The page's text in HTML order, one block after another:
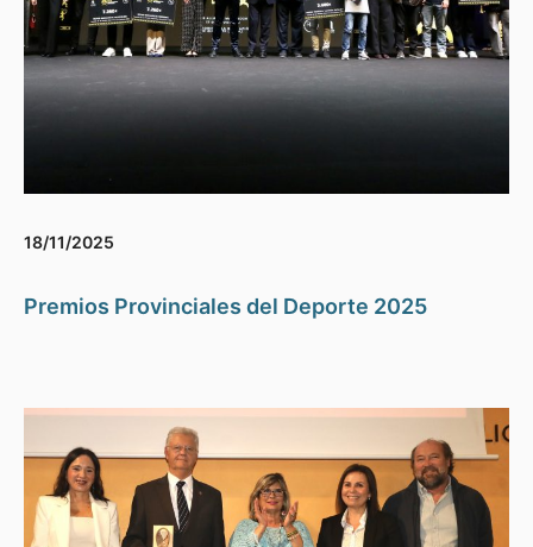
18/11/2025
Premios Provinciales del Deporte 2025